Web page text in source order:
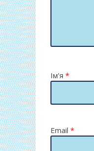
Ім'я *
Email *